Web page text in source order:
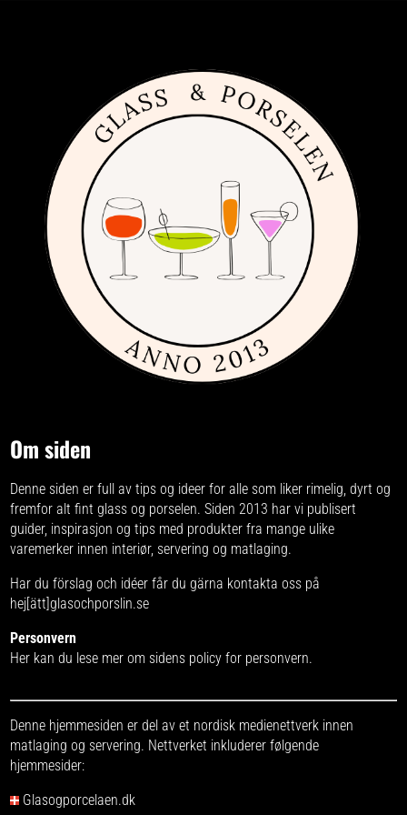
Om siden
Denne siden er full av tips og ideer for alle som liker rimelig, dyrt og
fremfor alt fint glass og porselen. Siden 2013 har vi publisert
guider, inspirasjon og tips med produkter fra mange ulike
varemerker innen interiør, servering og matlaging.
Har du förslag och idéer får du gärna kontakta oss på
hej[ätt]glasochporslin.se
Personvern
Her kan du lese mer om sidens policy for personvern.
Denne hjemmesiden er del av et nordisk medienettverk innen
matlaging og servering. Nettverket inkluderer følgende
hjemmesider:
Glasogporcelaen.dk